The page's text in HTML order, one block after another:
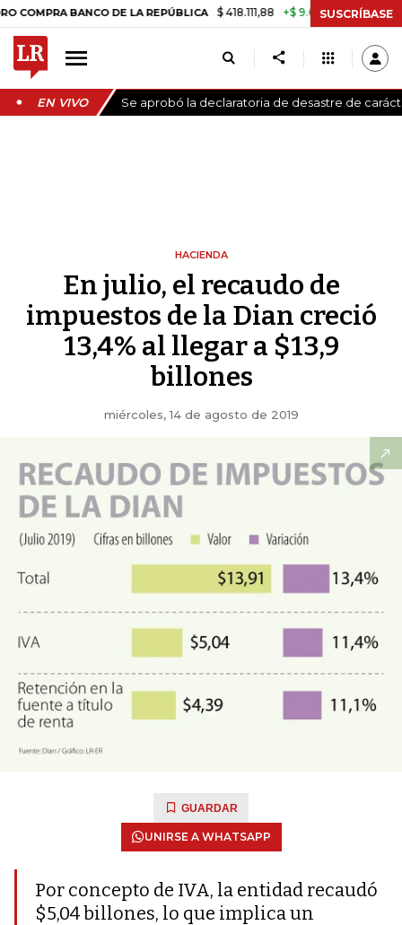
BANCO DE LA REPÚBLICA $ 418.111,88 +$ 9.612,91 +2,35% TASA
SUSCRÍBASE
EN VIVO Se aprobó la declaratoria de desastre de
HACIENDA
En julio, el recaudo de
impuestos de la Dian creció
13,4% al llegar a $13,9
billones
miércoles, 14 de agosto de 2019
GUARDAR
UNIRSE A WHATSAPP
Por concepto de IVA, la entidad recaudó
$5,04 billones, lo que implica un